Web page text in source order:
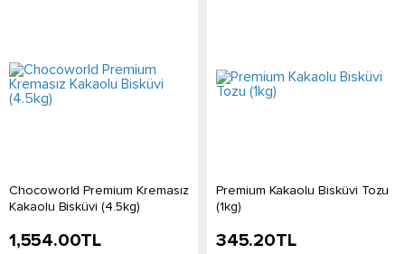
Chocoworld Premium Kremasız
Kakaolu Bisküvi (4.5kg)
1,554.00TL
Premium Kakaolu Bisküvi Tozu
(1kg)
345.20TL